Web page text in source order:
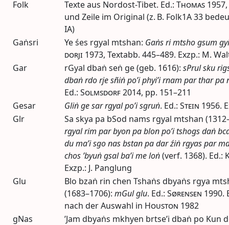
Folk
Texte aus Nordost-Tibet. Ed.: Thomas 1957,
und Zeile im Original (z. B. Folk1A 33
IA)
Gaṅsri
Ye śes rgyal mtshan: Gaṅs ri mtsho gsum
dorji 1973, Textabb. 445–489. Exzp.: M.
Gar
rGyal dbaṅ seṅ ge (geb. 1616): sPrul sku
dbaṅ rdo rje sñiṅ po’i phyi’i rnam par thar pa
Ed.: Solmsdorf2014, pp. 151–211
Gesar
Gliṅ ge sar rgyal po’i sgruṅ. Ed.: Stein 1956.
Glr
Sa skya pa bSod nams rgyal mtshan
rgyal rim par byon pa blon po’i tshogs daṅ
du ma’i sgo nas bstan pa dar źiṅ rgyas par
chos ’byuṅ gsal ba’i me loṅ(verf. 1368). Ed.:
Exzp.: J. Panglung
Glu
Blo bzaṅ rin chen Tshaṅs dbyaṅs rgya
(1683–1706): mGul glu. Ed.: Sørensen 1990.
nach der Auswahl in Houston 1982
gNas
’Jam dbyaṅs mkhyen brtse’i dbaṅ po Kun